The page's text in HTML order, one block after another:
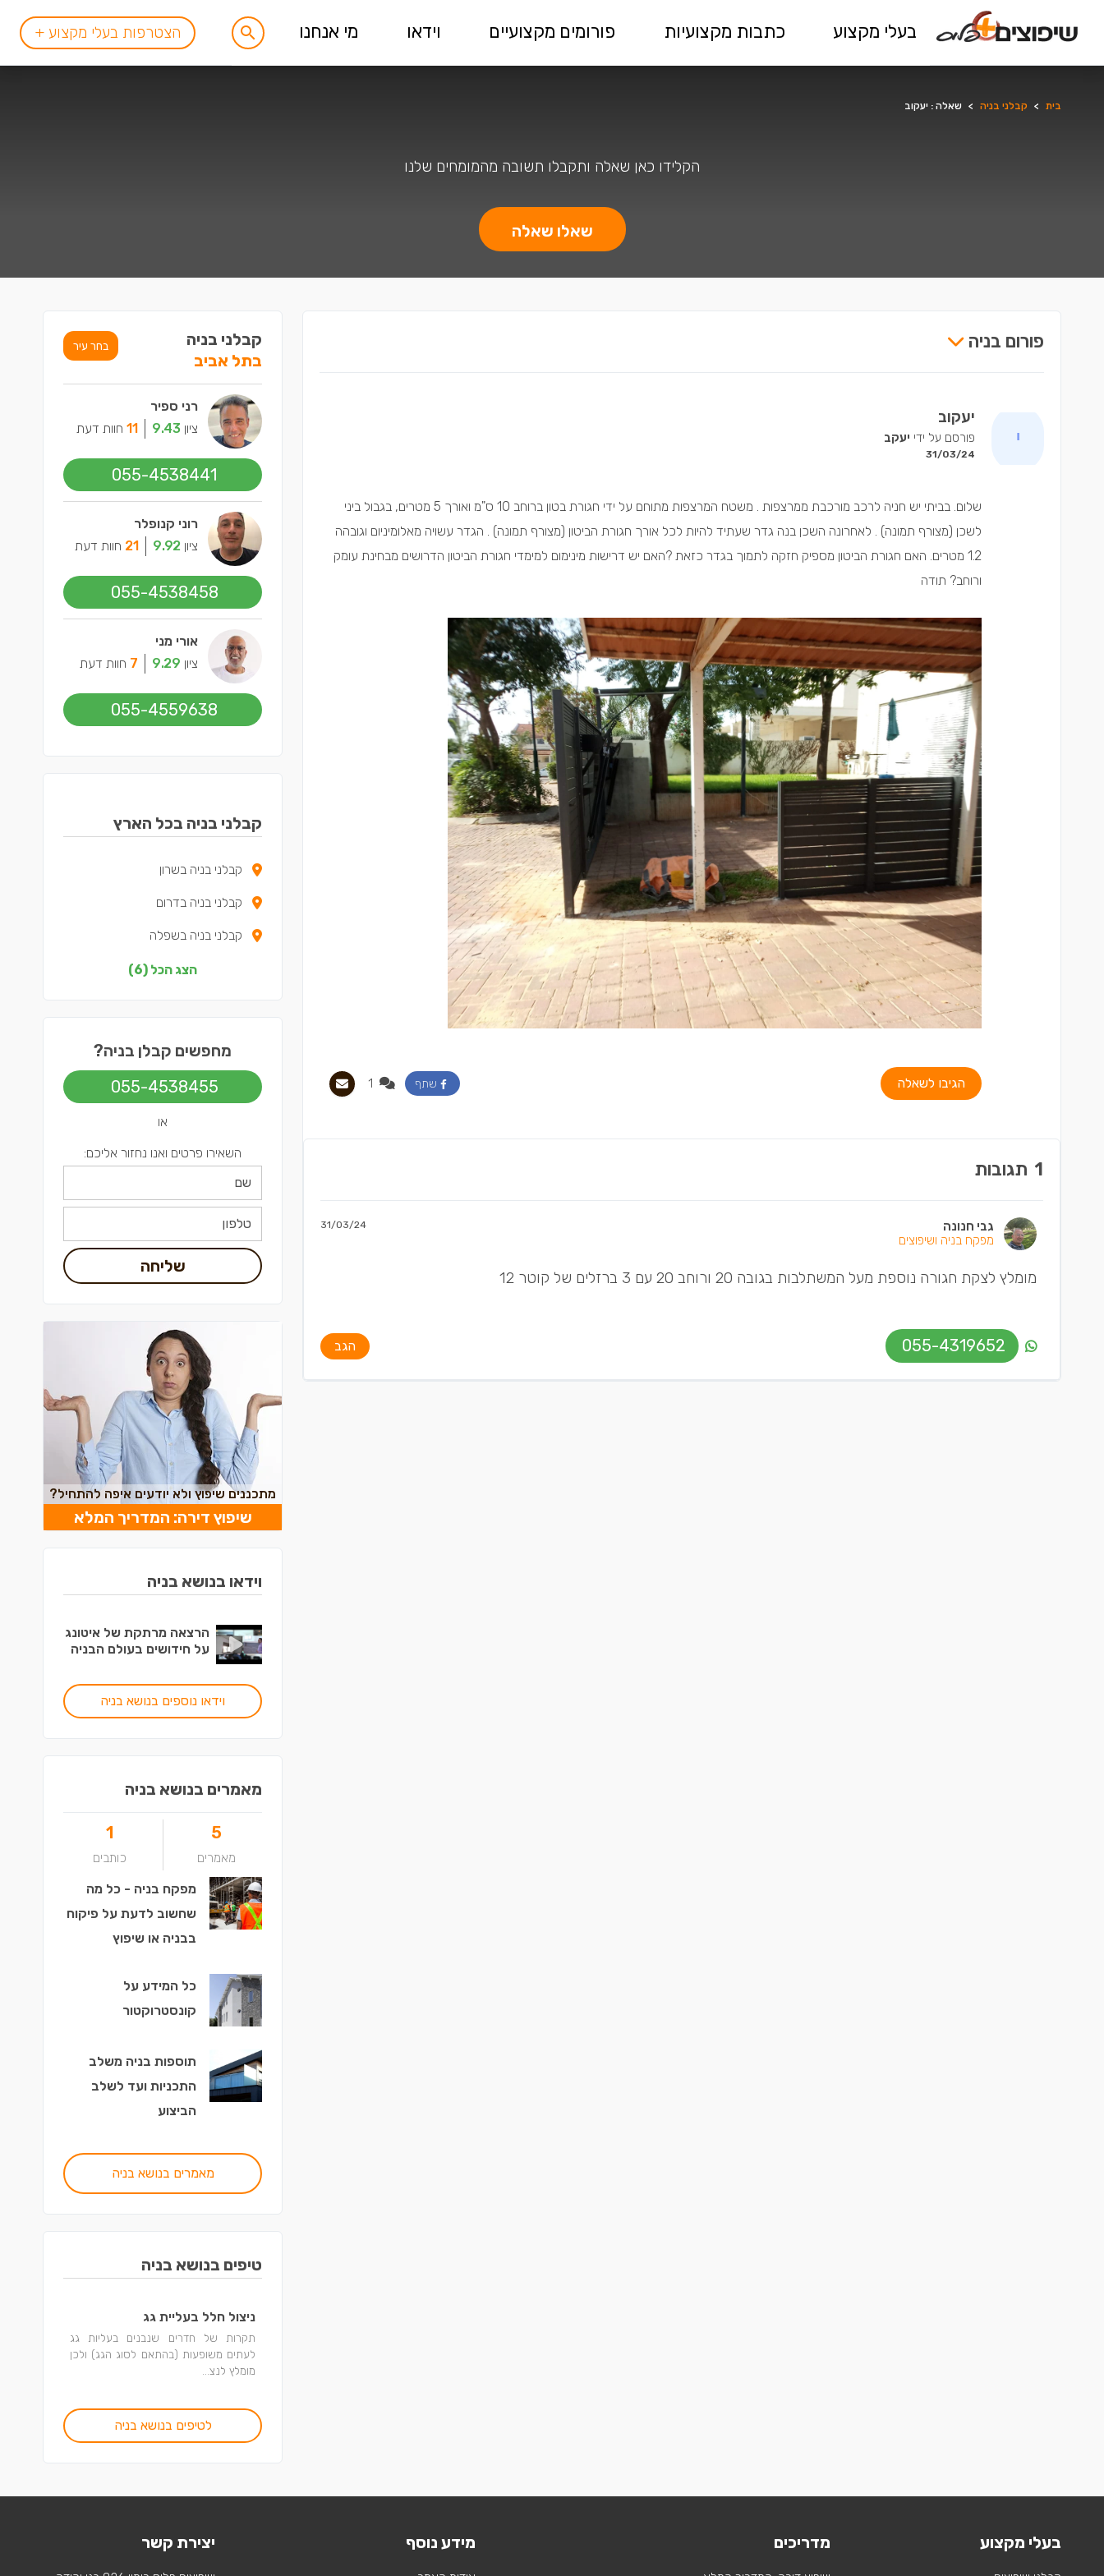
בעלי מקצוע כתבות מקצועיות פורומים מקצועיים וידאו מי אנחנו הצטרפות בעלי מקצוע +
בית > קבלני בניה > שאלה : יעקוב
הקלידו כאן שאלה ותקבלו תשובה מהמומחים שלנו
שאלו שאלה
פורום בניה
יעקוב
פורסם על ידי יעקב
31/03/24
שלום. בביתי יש חניה לרכב מורכבת ממרצפות . משטח המרצפות מתוחם על ידי חגורת בטון ברוחב 10 ס"מ ואורך 5 מטרים, בגבול ביני
לשכן (מצורף תמונה) . לאחרונה השכן בנה גדר שעתיד להיות לכל אורך חגורת הביטון (מצורף תמונה) . הגדר עשויה מאלומיניום וגובהה
1.2 מטרים. האם חגורת הביטון מספיק חזקה לתמוך בגדר כזאת ?האם יש דרישות מינימום למימדי חגורת הביטון הדרושים מבחינת עומק
ורוחב? תודה
הגיבו לשאלה שתף
1 תגובות
גבי חנונה
מפקח בניה ושיפוצים
31/03/24
מומלץ לצקת חגורה נוספת מעל המשתלבות בגובה 20 ורוחב 20 עם 3 ברזלים של קוטר 12
055-4319652 הגב
קבלני בניה
בתל אביב
בחר עיר
רני ספיר
ציון 9.43
11 חוות דעת
055-4538441
רוני קנופלר
ציון 9.92
21 חוות דעת
055-4538458
אורי מני
ציון 9.29
7 חוות דעת
055-4559638
קבלני בניה בכל הארץ
קבלני בניה בשרון
קבלני בניה בדרום
קבלני בניה בשפלה
קבלני בניה בצפון
קבלני בניה בירושלים
הצג הכל (6)
מחפשים קבלן בניה?
055-4538455
או
השאירו פרטים ואנו נחזור אליכם:
שליחה
מתכננים שיפוץ ולא יודעים איפה להתחיל?
שיפוץ דירה: המדריך המלא
וידאו בנושא בניה
הרצאה מרתקת של איטונג
על חידושים בעולם הבניה
וידאו נוספים בנושא בניה
מאמרים בנושא בניה
5
מאמרים
1
כותבים
מפקח בניה - כל מה
שחשוב לדעת על פיקוח
בבניה או שיפוץ
כל המידע על
קונסטרוקטור
תוספות בניה משלב
התכניות ועד לשלב
הביצוע
מאמרים בנושא בניה
טיפים בנושא בניה
ניצול חלל בעליית גג
תקרות של חדרים שנבנים בעליות גג
לעתים משופעות (בהתאם לסוג הגג) ולכן
מומלץ לנצ...
לטיפים בנושא בניה
בעלי מקצוע מדריכים מידע נוסף יצירת קשר